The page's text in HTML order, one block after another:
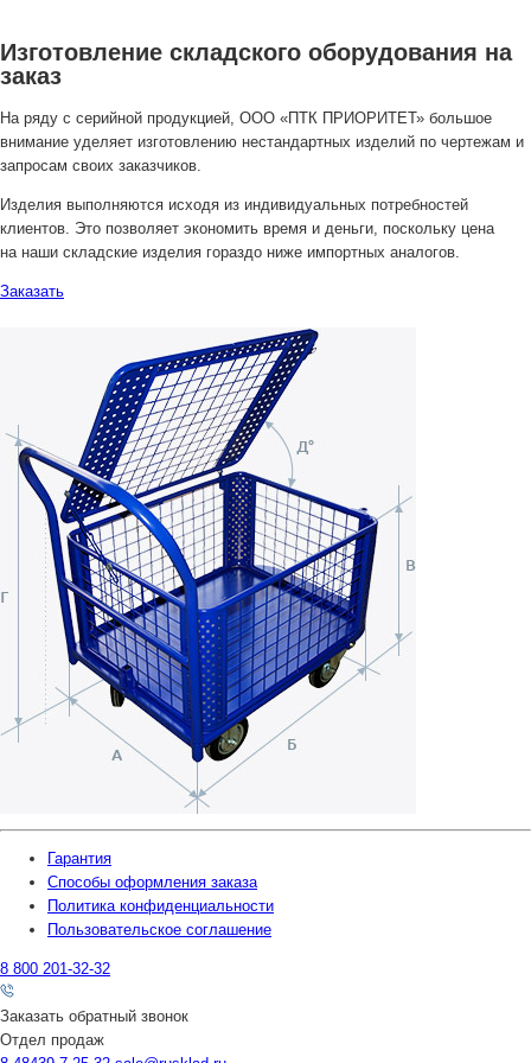
Изготовление складского оборудования на
заказ
На ряду с серийной продукцией, ООО «ПТК ПРИОРИТЕТ» большое
внимание уделяет изготовлению нестандартных изделий по чертежам и
запросам своих заказчиков.
Изделия выполняются исходя из индивидуальных потребностей
клиентов. Это позволяет экономить время и деньги, поскольку цена
на наши складские изделия гораздо ниже импортных аналогов.
Заказать
Гарантия
Способы оформления заказа
Политика конфиденциальности
Пользовательское соглашение
8 800 201-32-32
Заказать обратный звонок
Отдел продаж